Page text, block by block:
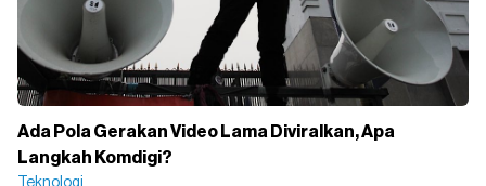
Ada Pola Gerakan Video Lama Diviralkan, Apa
Langkah Komdigi?
Teknologi